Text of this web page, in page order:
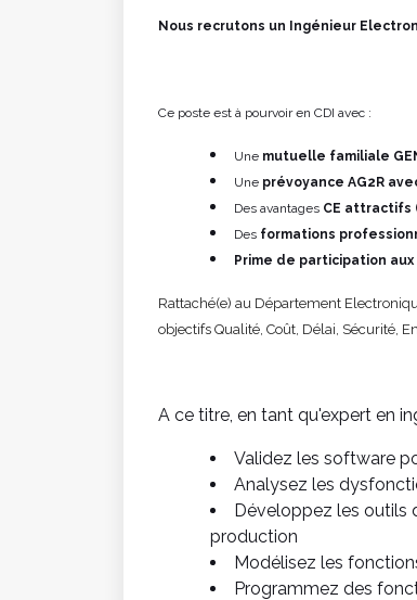
Nous recrutons un Ingénieur
Ce poste est à pourvoir en CDI avec :
Une mutuelle familiale
Une prévoyance AG2R
Des avantages CE attractifs
Des formations
Prime de participation
Rattaché(e) au Département
objectifs Qualité, Coût, Délai, Sécurité,
A ce titre, en tant qu'expert en
Validez les software
Analysez les
Développez les outils
production
Modélisez les
Programmez des